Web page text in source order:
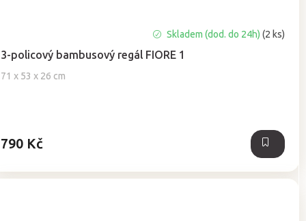
3-policový bambusový regál FIORE 1
71 x 53 x 26 cm
hodnocení
produktu
je
Skladem (dod. do 24h)(2 ks)
790 Kč